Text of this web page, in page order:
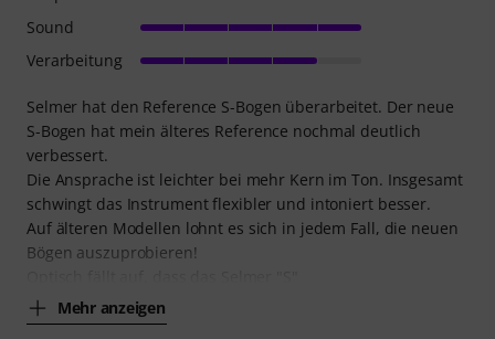
Selmer hat den Reference S-Bogen überarbeitet. Der neue
S-Bogen hat mein älteres Reference nochmal deutlich
verbessert.
Die Ansprache ist leichter bei mehr Kern im Ton. Insgesamt
schwingt das Instrument flexibler und intoniert besser.
Auf älteren Modellen lohnt es sich in jedem Fall, die neuen
Bögen auszuprobieren!
Mehr anzeigen
Sound
Verarbeitung